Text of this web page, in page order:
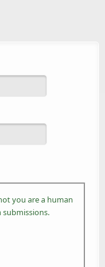
you are a human